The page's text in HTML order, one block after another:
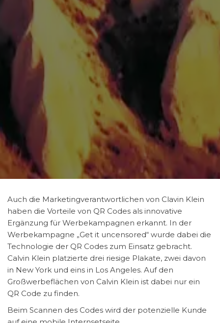
Auch die Marketingverantwortlichen von Clavin Klein
haben die Vorteile von QR Codes als innovative
Ergänzung für Werbekampagnen erkannt. In der
Werbekampagne „Get it uncensored“ wurde dabei die
Technologie der QR Codes zum Einsatz gebracht.
Calvin Klein platzierte drei riesige Plakate, zwei davon
in New York und eins in Los Angeles. Auf den
Großwerbeflächen von Calvin Klein ist dabei nur ein
QR Code zu finden.
Beim Scannen des Codes wird der potenzielle Kunde